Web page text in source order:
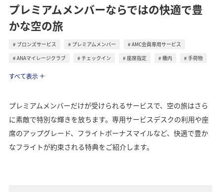
プレミアムメンバーならではの快適で豊
かな空の旅
ブロンズサービス プレミアムメンバー
AMC会員専用サービス
ANAマイレージクラブ
チェックイン 座席指定 機内
手荷物
すべて表示
プレミアムメンバーだけが受けられるサービスで、空の旅はさら
に素敵で特別な輝きを放ちます。専用サービスデスクの利用や座
席のアップグレード、フライトボーナスマイルなど、快適で豊か
なフライトが約束される特典をご紹介します。